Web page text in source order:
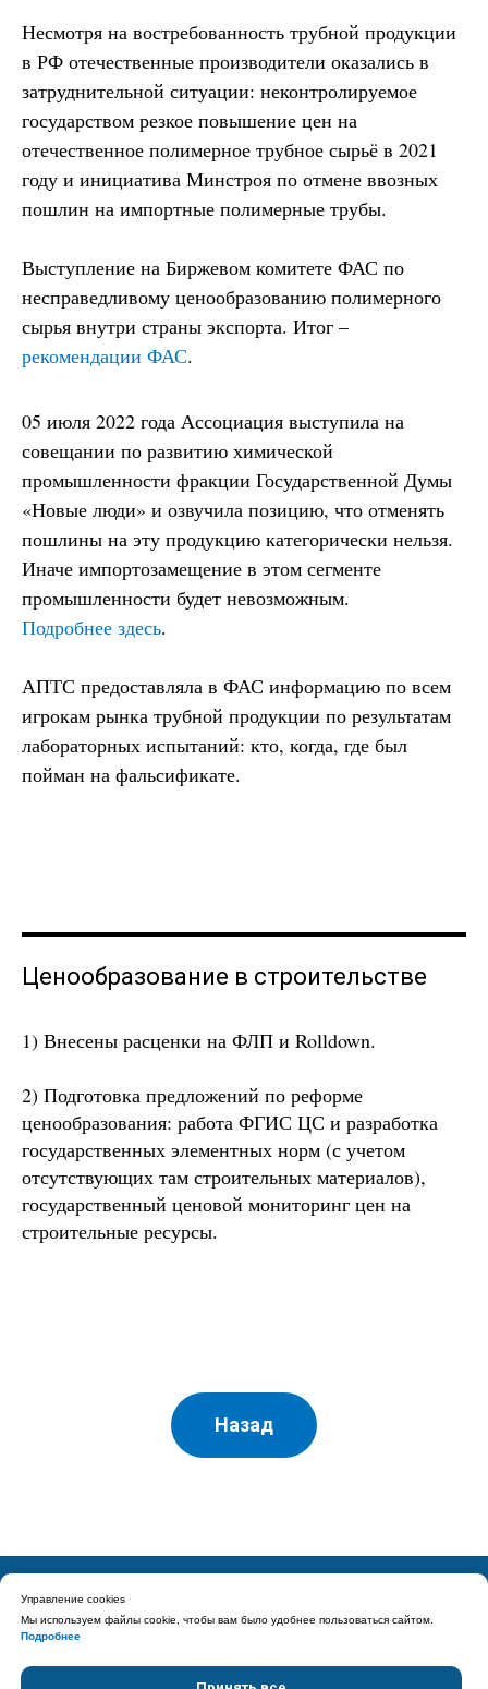
Несмотря на востребованность трубной продукции
в РФ отечественные производители оказались в
затруднительной ситуации: неконтролируемое
государством резкое повышение цен на
отечественное полимерное трубное сырьё в 2021
году и инициатива Минстроя по отмене ввозных
пошлин на импортные полимерные трубы.
Выступление на Биржевом комитете ФАС по
несправедливому ценообразованию полимерного
сырья внутри страны экспорта. Итог –
рекомендации ФАС.
05 июля 2022 года Ассоциация выступила на
совещании по развитию химической
промышленности фракции Государственной Думы
«Новые люди» и озвучила позицию, что отменять
пошлины на эту продукцию категорически нельзя.
Иначе импортозамещение в этом сегменте
промышленности будет невозможным.
Подробнее здесь.
АПТС предоставляла в ФАС информацию по всем
игрокам рынка трубной продукции по результатам
лабораторных испытаний: кто, когда, где был
пойман на фальсификате.
Ценообразование в строительстве
1) Внесены расценки на ФЛП и Rolldown.
2) Подготовка предложений по реформе
ценообразования: работа ФГИС ЦС и разработка
государственных элементных норм (с учетом
отсутствующих там строительных материалов),
государственный ценовой мониторинг цен на
строительные ресурсы.
Назад
Управление cookies
Мы используем файлы cookie, чтобы вам было удобнее пользоваться сайтом.
Подробнее